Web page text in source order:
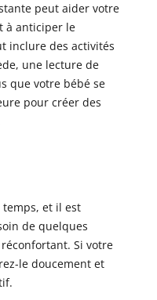
peut aider votre
à anticiper le
inclure des activités
une lecture de
que votre bébé se
pour créer des
et il est
de quelques
Si votre
le doucement et